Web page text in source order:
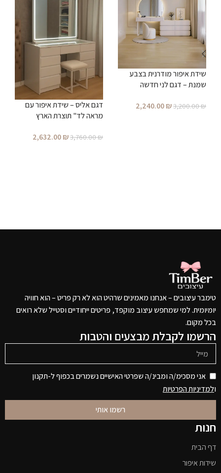
שידת איפור מודרנית בצבע
שמנת – דגם לני חדשה
3,200.00₪
2,240.00₪
דגם אליס – שידת איפור עם
מראה לד" תוצרת הארץ
3,760.00₪
2,632.00₪
טימבר עיצובים – אנחנו מאמינים שרהיט הוא לא רק פריט – הוא חוויה
יומיומית. למי שמחפש עיצוב מוקפד, פריטים ייחודיים וסטייל שלא רואים
בכל מקום.
הרשמו לקבלת מבצעים והטבות
אני מסכימ/ה ומבינ/ה שפרטי האישיים נשמרים בכפוף ל-תקנון
ולמדיניות הפרטיות
רשמו אותי
חנות
דף הבית
שידות איפור